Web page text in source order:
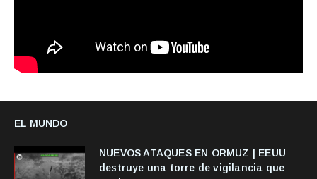
EL MUNDO
NUEVOS ATAQUES EN ORMUZ | EEUU
destruye una torre de vigilancia que